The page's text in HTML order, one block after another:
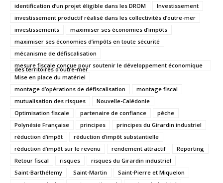
identification d’un projet éligible dans les DROM
Investissement
investissement productif réalisé dans les collectivités d’outre-mer
investissements
maximiser ses économies d’impôts
maximiser ses économies d’impôts en toute sécurité
mécanisme de défiscalisation
mesure fiscale conçue pour soutenir le développement économique
des territoires d’outre-mer
Mise en place du matériel
montage d’opérations de défiscalisation
montage fiscal
mutualisation des risques
Nouvelle-Calédonie
Optimisation fiscale
partenaire de confiance
pêche
Polynésie Française
principes
principes du Girardin industriel
réduction d’impôt
réduction d’impôt substantielle
réduction d’impôt sur le revenu
rendement attractif
Reporting
Retour fiscal
risques
risques du Girardin industriel
Saint-Barthélemy
Saint-Martin
Saint-Pierre et Miquelon